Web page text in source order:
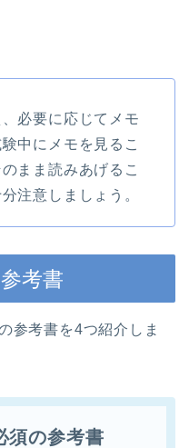
必要に応じてメモ
中にメモを見るこ
まま読みあげるこ
注意しましょう。
考書
参考書を4つ紹介しま
須の参考書